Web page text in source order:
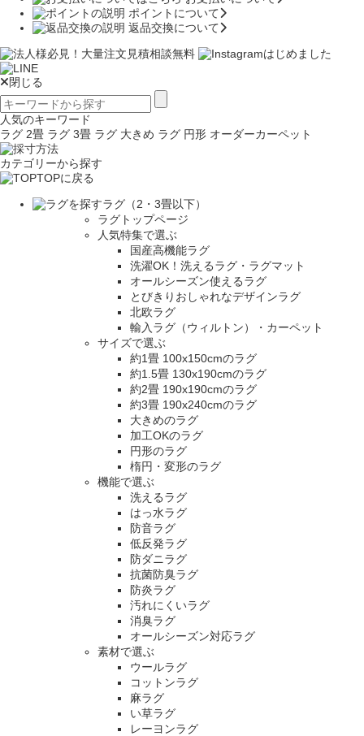
ポイントについて
返品交換について
閉じる
人気のキーワード
ラグ 2畳 ラグ 3畳 ラグ 大きめ ラグ 円形 オーダーカーペット
カテゴリーから探す
TOPに戻る
ラグ（2・3畳以下）
ラグトップページ
人気特集で選ぶ
国産高機能ラグ
洗濯OK！洗えるラグ・ラグマット
オールシーズン使えるラグ
とびきりおしゃれなデザインラグ
北欧ラグ
輸入ラグ（ウィルトン）・カーペット
サイズで選ぶ
約1畳 100x150cmのラグ
約1.5畳 130x190cmのラグ
約2畳 190x190cmのラグ
約3畳 190x240cmのラグ
大きめのラグ
加工OKのラグ
円形のラグ
楕円・変形のラグ
機能で選ぶ
洗えるラグ
はっ水ラグ
防音ラグ
低反発ラグ
防ダニラグ
抗菌防臭ラグ
防炎ラグ
汚れにくいラグ
消臭ラグ
オールシーズン対応ラグ
素材で選ぶ
ウールラグ
コットンラグ
麻ラグ
い草ラグ
レーヨンラグ